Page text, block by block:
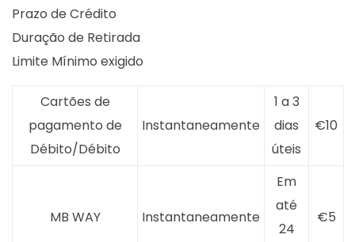
Prazo de Crédito
Duração de Retirada
Limite Mínimo exigido
Cartões de
pagamento de
Débito/Débito
Instantaneamente
1 a 3
dias
úteis
€10
MB WAY Instantaneamente
Em
até
24
€5